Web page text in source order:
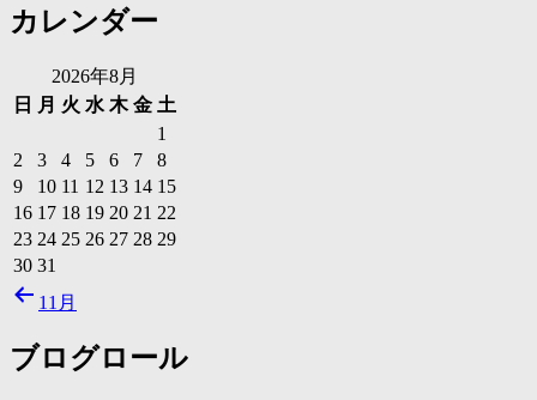
カレンダー
2026年8月
日
月 火 水 木 金 土
1
2
3 4 5 6 7
8
9
10 11 12 13 14 15
16 17 18 19 20 21 22
23 24 25 26 27 28 29
30 31
11月
ブログロール